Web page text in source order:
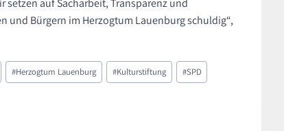
auf Sacharbeit, Transparenz und
und Bürgern im Herzogtum Lauenburg schuldig“,
#Herzogtum Lauenburg #Kulturstiftung #SPD